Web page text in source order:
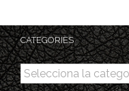
CATEGORIES
Categories